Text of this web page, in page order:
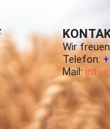
Wir
Telefon:
Mail: